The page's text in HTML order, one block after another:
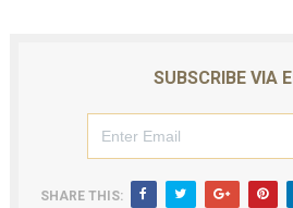
SUBSCRIBE VIA
SHARE THIS: